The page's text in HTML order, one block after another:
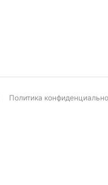
Политика